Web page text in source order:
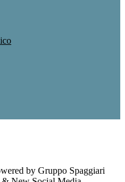
by Gruppo Spaggiari